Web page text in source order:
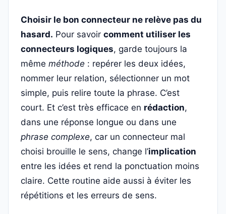
Choisir le bon connecteur ne relève pas du
hasard. Pour savoir comment utiliser les
connecteurs logiques, garde toujours la
même méthode : repérer les deux idées,
nommer leur relation, sélectionner un mot
simple, puis relire toute la phrase. C’est
court. Et c’est très efficace en rédaction,
dans une réponse longue ou dans une
phrase complexe, car un connecteur mal
choisi brouille le sens, change l’implication
entre les idées et rend la ponctuation moins
claire. Cette routine aide aussi à éviter les
répétitions et les erreurs de sens.